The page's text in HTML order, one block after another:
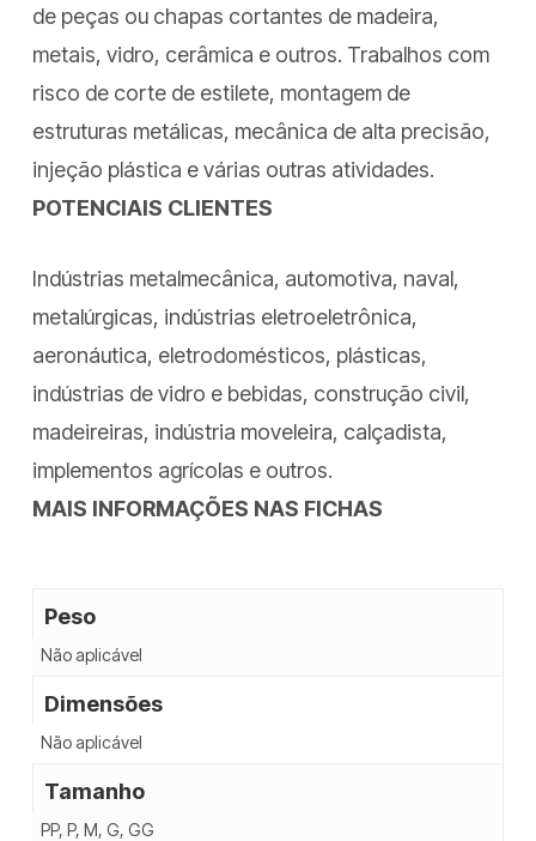
de peças ou chapas cortantes de madeira,
metais, vidro, cerâmica e outros. Trabalhos com
risco de corte de estilete, montagem de
estruturas metálicas, mecânica de alta precisão,
injeção plástica e várias outras atividades.
POTENCIAIS CLIENTES
Indústrias metalmecânica, automotiva, naval,
metalúrgicas, indústrias eletroeletrônica,
aeronáutica, eletrodomésticos, plásticas,
indústrias de vidro e bebidas, construção civil,
madeireiras, indústria moveleira, calçadista,
implementos agrícolas e outros.
MAIS INFORMAÇÕES NAS FICHAS
Peso
Não aplicável
Dimensões
Não aplicável
Tamanho
PP, P, M, G, GG